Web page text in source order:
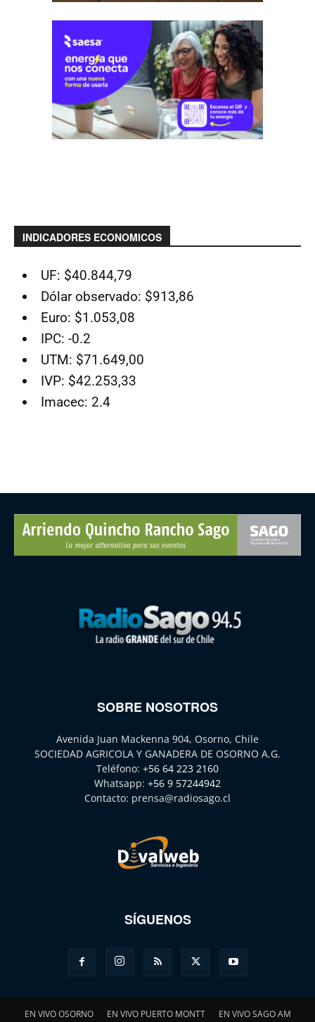
INDICADORES ECONOMICOS
UF: $40.844,79
Dólar observado: $913,86
Euro: $1.053,08
IPC: -0.2
UTM: $71.649,00
IVP: $42.253,33
Imacec: 2.4
SOBRE NOSOTROS
Avenida Juan Mackenna 904, Osorno, Chile
SOCIEDAD AGRICOLA Y GANADERA DE OSORNO A.G.
Teléfono: +56 64 223 2160
Whatsapp: +56 9 57244942
Contacto: prensa@radiosago.cl
SÍGUENOS
EN VIVO OSORNO EN VIVO PUERTO MONTT EN VIVO SAGO AM